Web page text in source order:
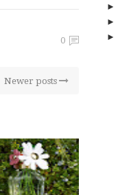
0
Newer posts
►
►
►